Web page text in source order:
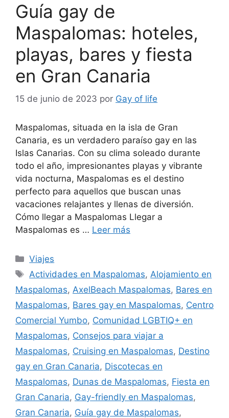
Guía gay de
Maspalomas: hoteles,
playas, bares y fiesta
en Gran Canaria
15 de junio de 2023 por Gay of life
Maspalomas, situada en la isla de Gran
Canaria, es un verdadero paraíso gay en las
Islas Canarias. Con su clima soleado durante
todo el año, impresionantes playas y vibrante
vida nocturna, Maspalomas es el destino
perfecto para aquellos que buscan unas
vacaciones relajantes y llenas de diversión.
Cómo llegar a Maspalomas Llegar a
Maspalomas es … Leer más
Categorías
Viajes
Etiquetas
Actividades en Maspalomas, Alojamiento en
Maspalomas, AxelBeach Maspalomas, Bares en
Maspalomas, Bares gay en Maspalomas, Centro
Comercial Yumbo, Comunidad LGBTIQ+ en
Maspalomas, Consejos para viajar a
Maspalomas, Cruising en Maspalomas, Destino
gay en Gran Canaria, Discotecas en
Maspalomas, Dunas de Maspalomas, Fiesta en
Gran Canaria, Gay-friendly en Maspalomas,
Gran Canaria, Guía gay de Maspalomas,